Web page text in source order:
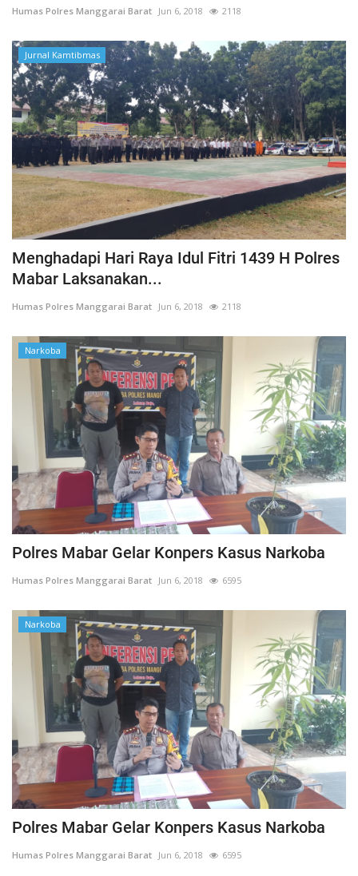
Humas Polres Manggarai Barat Jun 6, 2018 2118
Jurnal Kamtibmas
Menghadapi Hari Raya Idul Fitri 1439 H Polres
Mabar Laksanakan...
Humas Polres Manggarai Barat Jun 6, 2018 2118
Narkoba
Polres Mabar Gelar Konpers Kasus Narkoba
Humas Polres Manggarai Barat Jun 6, 2018 6595
Narkoba
Polres Mabar Gelar Konpers Kasus Narkoba
Humas Polres Manggarai Barat Jun 6, 2018 6595